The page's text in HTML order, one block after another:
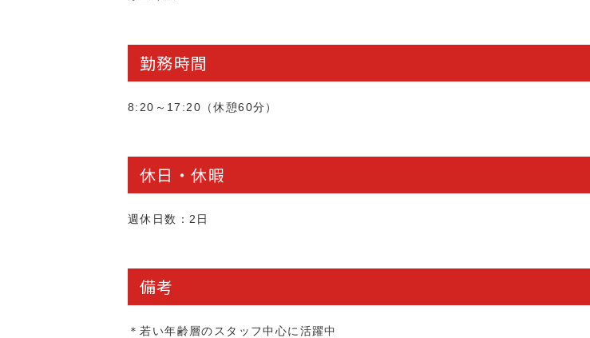
勤務時間
8:20～17:20（休憩60分）
休日・休暇
週休日数：2日
備考
＊若い年齢層のスタッフ中心に活躍中